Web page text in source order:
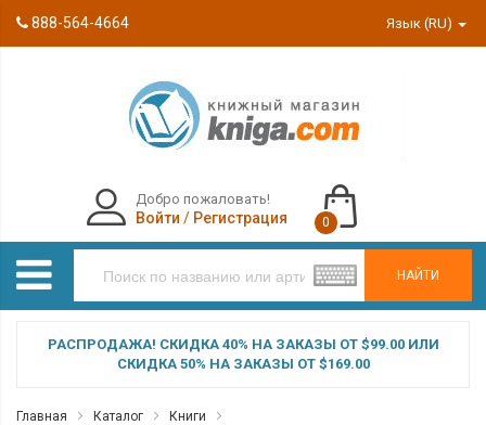
888-564-4664 Язык (RU)
НАЙТИ
Добро пожаловать!
Войти / Регистрация 0
РАСПРОДАЖА! СКИДКА 40% НА ЗАКАЗЫ ОТ $99.00 ИЛИ
СКИДКА 50% НА ЗАКАЗЫ ОТ $169.00
Главная Каталог
Книги